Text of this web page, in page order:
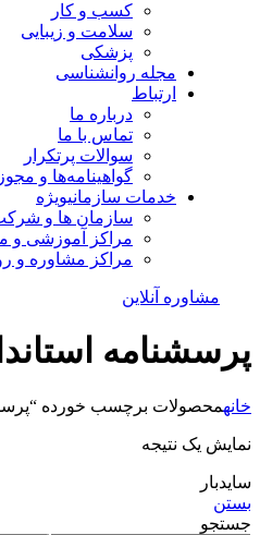
کسب و کار
سلامت و زیبایی
پزشکی
مجله روانشناسی
ارتباط
درباره ما
تماس با ما
سوالات پرتکرار
گواهینامه‌ها و
خدمات سازمانیویژه
سازمان ها و
مراکز آموزشی و
مراکز مشاوره و
مشاوره آنلاین
پرسشنامه
خانهمحصولات برچسب خورده
نمایش یک نتیجه
سایدبار
بستن
جستجو